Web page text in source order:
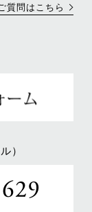
質問はこちら
）